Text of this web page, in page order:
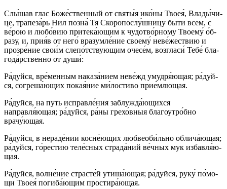
Слы́шав глас Бо­же́ст­вен­ный от свя­ты́я ико́­ны Твоея́, Вла­ды́­чи­
це, трапеза́рь Нил по­зна́ Тя Скоропослу́шницу бы­ти всем, с
ве́­рою и лю­бо́­вию при­те­ка́ю­щим к чудотво́рному Тво­ему́ о́б­
ра­зу, и, прия́в от не­го́ вразумле́ние сво­ему́ неве́жествию и
про­зре́­ние сво­и́м слепо́тствующим оче­се́м, возгласи́ Те­бе́ бла­
го­да́р­ствен­но от ду­ши́:
Ра́­дуй­ся, вре́менным наказа́нием неве́жд умудря́ющая; ра́­дуй­
ся, согреша́ющих по­кая́­ние ми́­ло­сти­во при­е́м­лю­щая.
Ра́­дуй­ся, на путь исправле́ния заблужда́ющихся
направля́ющая; ра́­дуй­ся, ра́­ны гре­хо́в­ныя бла­го­утро́б­но
врачу́ющая.
Ра́­дуй­ся, в нераде́нии косне́ющих любвеоби́льно об­ли­ча́ю­щая;
ра́­дуй­ся, го́рестию те­ле́с­ных страда́ний ве́ч­ных мук из­бав­ля́ю­
щая.
Ра́­дуй­ся, волне́ние страс­те́й утиша́ющая; ра́­дуй­ся, ру­ку́ по́­мо­
щи Твоея́ погиба́ющим простира́ющая.